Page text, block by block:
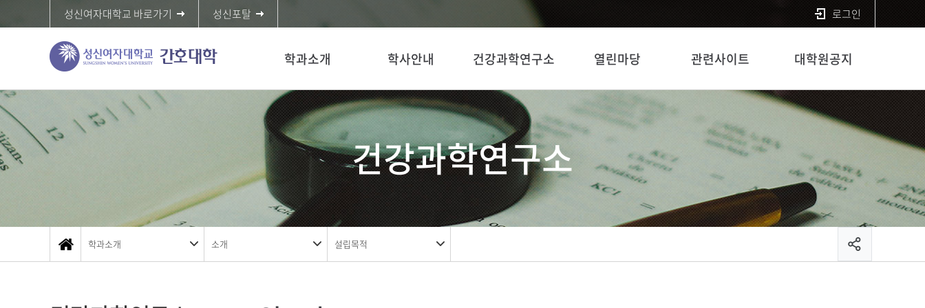
성신여자대학교 바로가기 성신포탈 로그인
학과소개 학사안내 건강과학연구소 열린마당 관련사이트 대학원공지
건강과학연구소
학과소개 소개 설립목적